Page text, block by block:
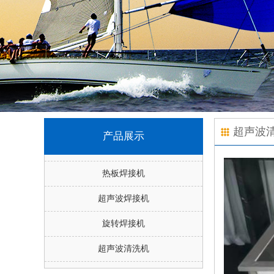
产品展示
热板焊接机
超声波焊接机
旋转焊接机
超声波清洗机
超声波